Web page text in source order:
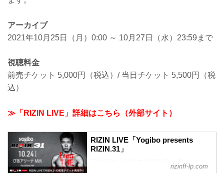
アーカイブ
2021年10月25日（月）0:00 ～ 10月27日（水）23:59まで
視聴料金
前売チケット 5,000円（税込）/ 当日チケット 5,500円（税
込）
≫「RIZIN LIVE」詳細はこちら（外部サイト）
RIZIN LIVE「Yogibo presents
RIZIN.31」
配信日時：2021年10月24日（日）
rizinff-lp.com